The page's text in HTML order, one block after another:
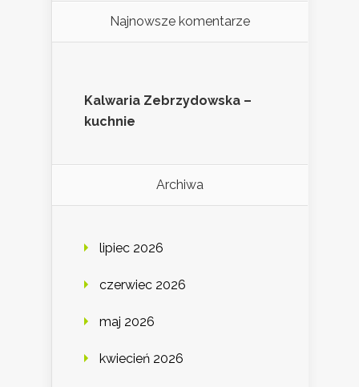
Najnowsze komentarze
Kalwaria Zebrzydowska –
kuchnie
Archiwa
lipiec 2026
czerwiec 2026
maj 2026
kwiecień 2026